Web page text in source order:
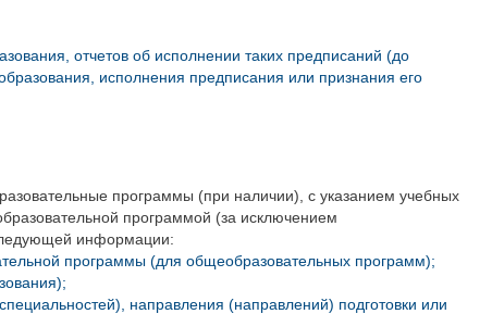
отчетов об исполнении таких предписаний (до
исполнения предписания или признания его
программы (при наличии), с указанием учебных
программой (за исключением
информации:
программы (для общеобразовательных программ);
направления (направлений) подготовки или